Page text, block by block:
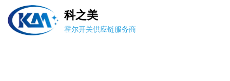
科之美
霍尔开关供应链服务商